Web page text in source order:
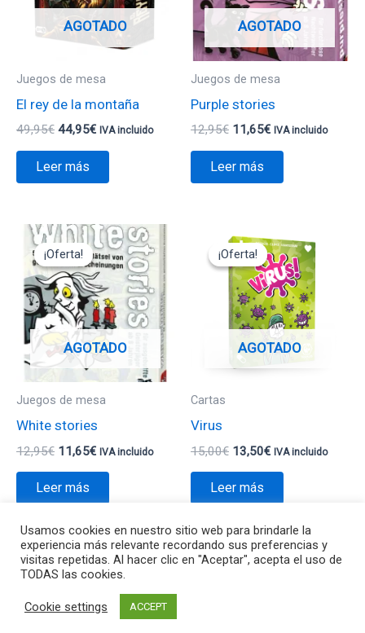
AGOTADO
Juegos de mesa
El rey de la montaña
49,95€ 44,95€ IVA incluido
Leer más
AGOTADO
Juegos de mesa
Purple stories
12,95€ 11,65€ IVA incluido
Leer más
¡Oferta!
AGOTADO
¡Oferta!
Juegos de mesa
White stories
12,95€
El
precio
original
era:
12,95€.
11,65€
El
precio
actual
es:
11,65€.
IVA incluido
Leer más
¡Oferta!
AGOTADO
¡Oferta!
Cartas
Virus
15,00€
precio
original
era:
15,00€.
13,50€
precio
actual
es:
13,50€.
IVA incluido
Leer más
Tema Astra para WordPress
Usamos cookies en nuestro sitio web para brindarle la
experiencia más relevante recordando sus preferencias y
visitas repetidas. Al hacer clic en "Aceptar", acepta el uso de
TODAS las cookies.
Cookie settings ACCEPT